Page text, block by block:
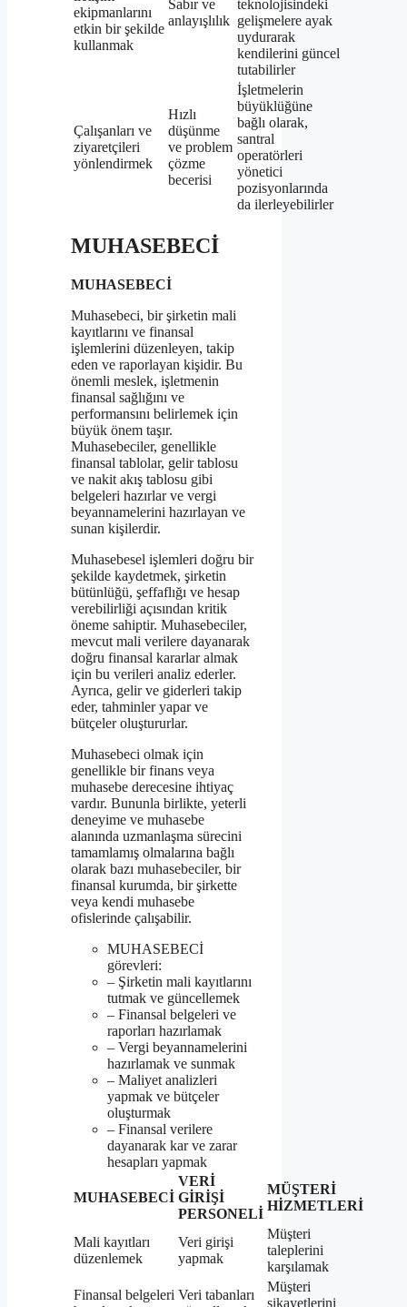
ekipmanlarını
etkin bir şekilde
kullanmak
Sabır ve
anlayışlılık
teknolojisindeki
gelişmelere ayak
uydurarak
kendilerini güncel
tutabilirler
Çalışanları ve
ziyaretçileri
yönlendirmek
Hızlı
düşünme
ve problem
çözme
becerisi
İşletmelerin
büyüklüğüne
bağlı olarak,
santral
operatörleri
yönetici
pozisyonlarında
da ilerleyebilirler
MUHASEBECİ
MUHASEBECİ
Muhasebeci, bir şirketin mali
kayıtlarını ve finansal
işlemlerini düzenleyen, takip
eden ve raporlayan kişidir. Bu
önemli meslek, işletmenin
finansal sağlığını ve
performansını belirlemek için
büyük önem taşır.
Muhasebeciler, genellikle
finansal tablolar, gelir tablosu
ve nakit akış tablosu gibi
belgeleri hazırlar ve vergi
beyannamelerini hazırlayan ve
sunan kişilerdir.
Muhasebesel işlemleri doğru bir
şekilde kaydetmek, şirketin
bütünlüğü, şeffaflığı ve hesap
verebilirliği açısından kritik
öneme sahiptir. Muhasebeciler,
mevcut mali verilere dayanarak
doğru finansal kararlar almak
için bu verileri analiz ederler.
Ayrıca, gelir ve giderleri takip
eder, tahminler yapar ve
bütçeler oluştururlar.
Muhasebeci olmak için
genellikle bir finans veya
muhasebe derecesine ihtiyaç
vardır. Bununla birlikte, yeterli
deneyime ve muhasebe
alanında uzmanlaşma sürecini
tamamlamış olmalarına bağlı
olarak bazı muhasebeciler, bir
finansal kurumda, bir şirkette
veya kendi muhasebe
ofislerinde çalışabilir.
MUHASEBECİ
görevleri:
– Şirketin mali kayıtlarını
tutmak ve güncellemek
– Finansal belgeleri ve
raporları hazırlamak
– Vergi beyannamelerini
hazırlamak ve sunmak
– Maliyet analizleri
yapmak ve bütçeler
oluşturmak
– Finansal verilere
dayanarak kar ve zarar
hesapları yapmak
MUHASEBECİ
VERİ
GİRİŞİ
PERSONELİ
MÜŞTERİ
HİZMETLERİ
Mali kayıtları
düzenlemek
Veri girişi
yapmak
Müşteri
taleplerini
karşılamak
Finansal belgeleri Veri tabanları
Müşteri
şikayetlerini